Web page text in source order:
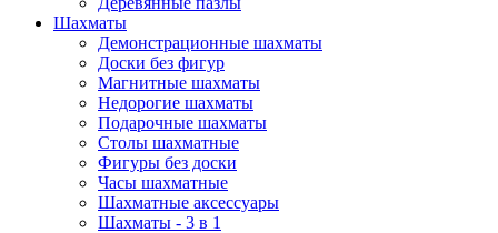
Шахматы
Демонстрационные шахматы
Доски без фигур
Магнитные шахматы
Недорогие шахматы
Подарочные шахматы
Столы шахматные
Фигуры без доски
Часы шахматные
Шахматные аксессуары
Шахматы - 3 в 1